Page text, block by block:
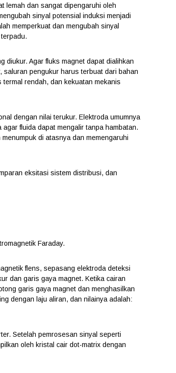
lemah dan sangat dipengaruhi oleh
sinyal potensial induksi menjadi
memperkuat dan mengubah sinyal
diukur. Agar fluks magnet dapat dialihkan
saluran pengukur harus terbuat dari bahan
rendah, dan kekuatan mekanis
dengan nilai terukur. Elektroda umumnya
fluida dapat mengalir tanpa hambatan.
di atasnya dan memengaruhi
eksitasi sistem distribusi, dan
Faraday.
flens, sepasang elektroda deteksi
dan garis gaya magnet. Ketika cairan
garis gaya magnet dan menghasilkan
dengan laju aliran, dan nilainya adalah:
Setelah pemrosesan sinyal seperti
oleh kristal cair dot-matrix dengan